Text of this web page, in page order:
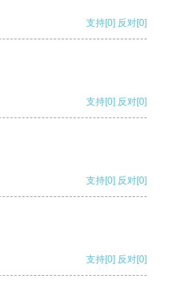
支持[0] 反对[0]
支持[0] 反对[0]
支持[0] 反对[0]
支持[0] 反对[0]